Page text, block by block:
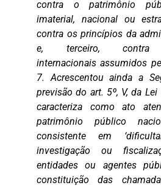
contra o patrimônio
imaterial, nacional ou
contra os princípios da
e, terceiro, contra
internacionais assumidos
7. Acrescentou ainda a
previsão do art. 5º, V, da
caracteriza como ato
patrimônio público
consistente em
investigação ou
entidades ou agentes
constituição das